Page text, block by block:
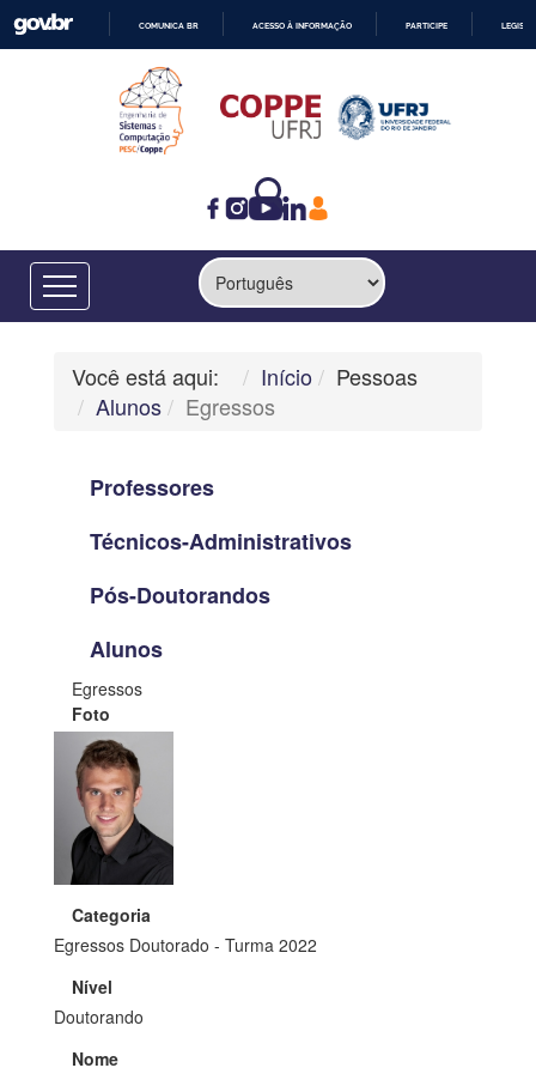
CONTEÚDO
COMUNICA BR ACESSO À INFORMAÇÃO PARTICIPE
Você está aqui: Início
Pessoas
Alunos
Egressos
Professores
Técnicos-Administrativos
Pós-Doutorandos
Alunos
Egressos
Foto
Categoria
Egressos Doutorado - Turma 2022
Nível
Doutorando
Nome